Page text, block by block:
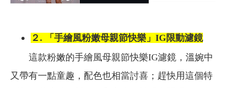
２. 「手繪風粉嫩母親節快樂」IG限動濾鏡
這款粉嫩的手繪風母親節快樂IG濾鏡，溫婉中
又帶有一點童趣，配色也相當討喜；趕快用這個特